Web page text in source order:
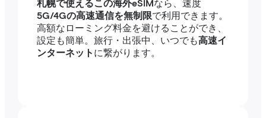
札幌で使えるこの海外eSIM なら、速度
5G/4Gの高速通信を無制限で利用できます。
高額なローミング料金を避けることができ、
設定も簡単。旅行・出張中、いつでも高速イ
ンターネット に繋がります。